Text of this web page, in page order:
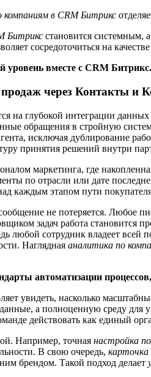
компаниям в CRM Битрикс
Битрикс становится системным, а
сосредоточиться на
уровень вместе с CRM Битрикс.
через Контакты и
на глубокой интеграции
обращения в стройную
исключая дублирование
принятия решений внутри
маркетинга, где
по отрасли или дате
каждым этапом пути
не потеряется. Любое
задач работа становится
любой сотрудник владеет
Наглядная аналитика по
автоматизации
увидеть, насколько
а полноценную среду для
действовать как единый
Например, точная настройка
В свою очередь, карточка
брендом. Такой подход делает